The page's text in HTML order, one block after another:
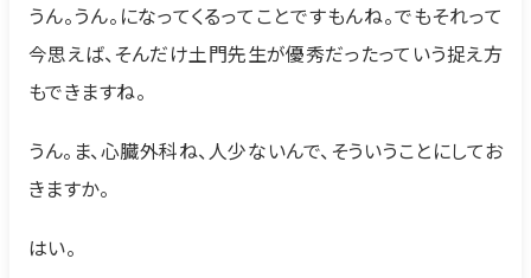
うん。うん。になってくるってことですもんね。でもそれって
今思えば、そんだけ土門先生が優秀だったっていう捉え方
もできますね。
うん。ま、心臓外科ね、人少ないんで、そういうことにしてお
きますか。
はい。